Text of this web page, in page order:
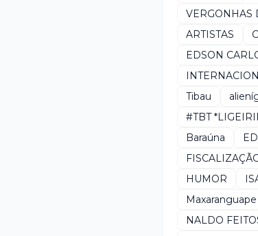
VERGONHAS
ARTISTAS
EDSON
Tibau
#TBT
Baraúna
HUMOR
Maxaranguape
NALDO